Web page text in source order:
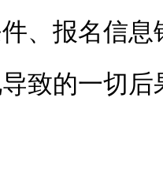
、报名信
致的一切